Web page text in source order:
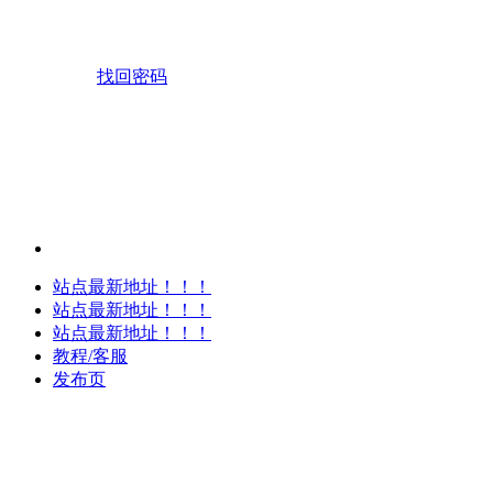
找回密码
站点最新地址！！！
站点最新地址！！！
站点最新地址！！！
教程/客服
发布页